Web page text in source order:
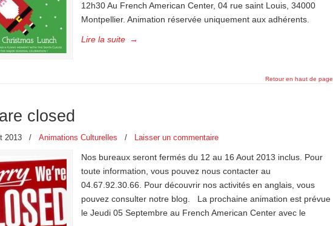
12h30 Au French American Center, 04 rue saint Louis, 34000
Montpellier. Animation réservée uniquement aux adhérents.
Lire la suite →
Retour en haut de page
closed
2013 / Animations Culturelles / Laisser un commentaire
Nos bureaux seront fermés du 12 au 16 Aout 2013 inclus. Pour
toute information, vous pouvez nous contacter au
04.67.92.30.66. Pour découvrir nos activités en anglais, vous
pouvez consulter notre blog. La prochaine animation est prévue
le Jeudi 05 Septembre au French American Center avec le